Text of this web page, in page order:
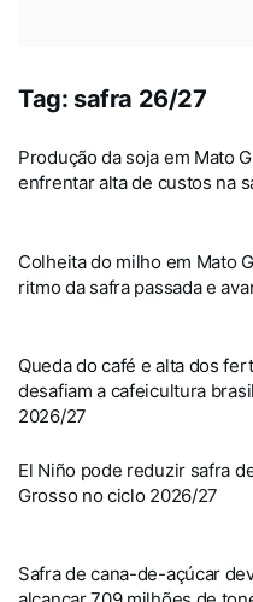
Tag: safra 26/27
Produção da soja em Mato
enfrentar alta de custos na
Colheita do milho em Mato
ritmo da safra passada e
Queda do café e alta dos
desafiam a cafeicultura
2026/27
El Niño pode reduzir safra
Grosso no ciclo 2026/27
Safra de cana-de-açúcar